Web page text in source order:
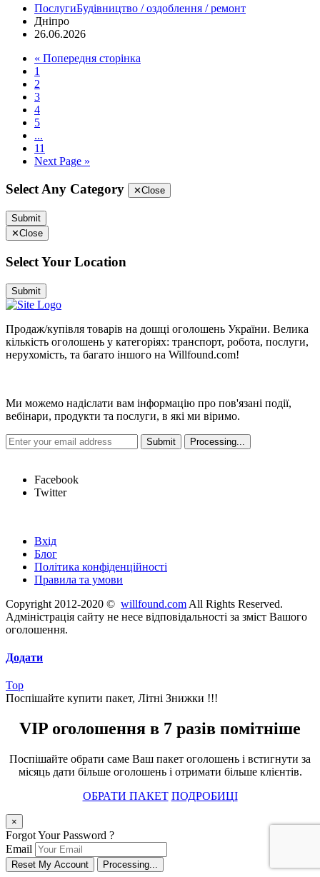
ПослугиБудівництво / оздоблення / ремонт
Дніпро
26.06.2026
« Попередня сторінка
1
2
3
4
5
...
11
Next Page »
Select Any Category ✕Close
Submit
✕Close
Select Your Location
Submit
Продаж/купівля товарів на дошці оголошень України. Велика
кількість оголошень у категоріях: транспорт, робота, послуги,
нерухомість, та багато іншого на Willfound.com!
Ми можемо надіслати вам інформацію про пов'язані події,
вебінари, продукти та послуги, в які ми віримо.
Facebook
Twitter
Вхід
Блог
Політика конфіденційності
Правила та умови
Copyright 2012-2020 © willfound.com All Rights Reserved.
Адміністрація сайту не несе відповідальності за зміст Вашого
оголошення.
Додати
Top
Поспішайте купити пакет, Літні Знижки !!!
VIP оголошення в 7 разів помітніше
Поспішайте обрати саме Ваш пакет оголошень і встигнути за
місяць дати більше оголошень і отримати більше клієнтів.
ОБРАТИ ПАКЕТ ПОДРОБИЦІ
×
Forgot Your Password ?
Email
Reset My Account Processing...